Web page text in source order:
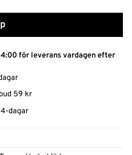
för leverans vardagen efter
59 kr
dagar